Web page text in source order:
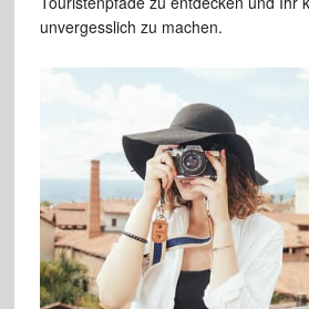
unvergesslich zu machen.